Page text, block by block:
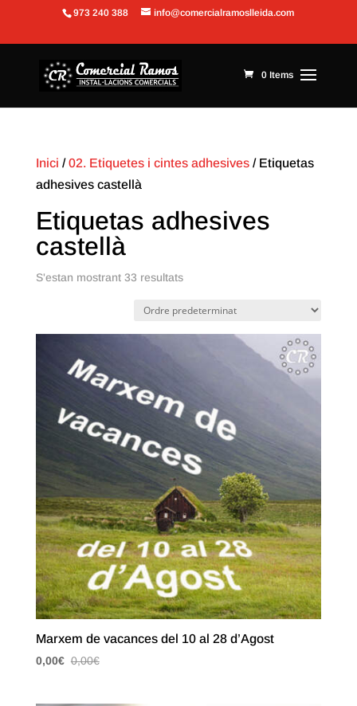
Obre la barra d'eines
973 240 388 info@comercialramoslleida.com
0 Items
Inici /02. Etiquetes i cintes adhesives/ Etiquetas
adhesives castellà
Etiquetas adhesives
castellà
S'estan mostrant 33 resultats
Marxem de vacances del 10 al 28 d’Agost
0,00€ 0,00€